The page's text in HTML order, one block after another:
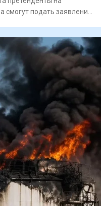
смогут подать заявления